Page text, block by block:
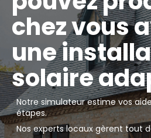
chez vous
une
solaire
Notre simulateur estime vos
étapes.
Nos experts locaux gèrent tout